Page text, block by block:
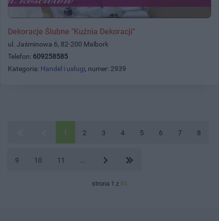
Dekoracje Ślubne "Kuźnia Dekoracji"
ul. Jaśminowa 6, 82-200 Malbork
Telefon: 609258585
Kategoria: Handel i usługi, numer: 2939
1 2 3 4 5 6 7 8
9 10 11
strona 1 z 54